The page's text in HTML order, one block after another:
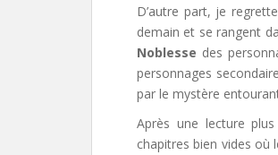
D’autre part, je
demain et se rangent
Noblesse des
personnages
par le mystère
Après une lecture
chapitres bien vides où